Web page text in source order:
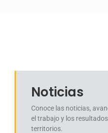
Noticias
Conoce las noticias,
el trabajo y los
territorios.